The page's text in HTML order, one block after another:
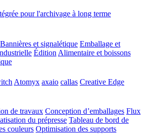
pour l'archivage à long terme
Bannières et signalétique Emballage et
Édition Alimentaire et boissons
Atomyx axaio callas Creative Edge
de travaux Conception d’emballages Flux
du prépresse Tableau de bord de
couleurs Optimisation des supports